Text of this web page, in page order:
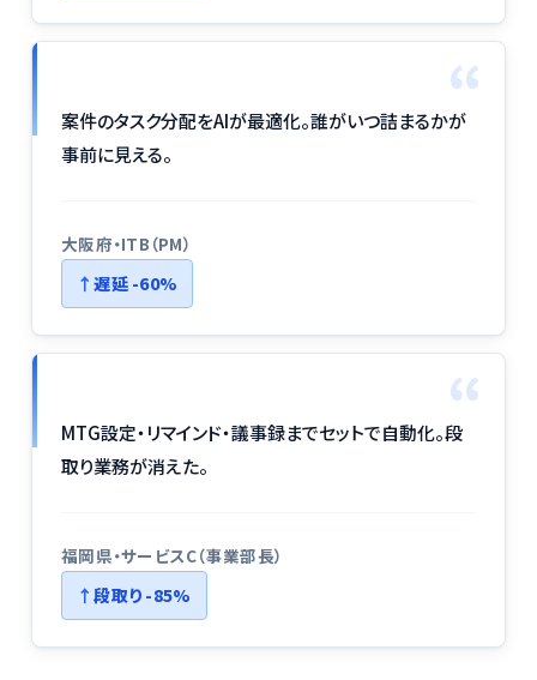
“
案件のタスク分配をAIが最適化。誰がいつ詰まるかが
事前に見える。
大阪府・ITB（PM）
遅延 -60%
“
MTG設定・リマインド・議事録までセットで自動化。段
取り業務が消えた。
福岡県・サービスC（事業部長）
段取り -85%